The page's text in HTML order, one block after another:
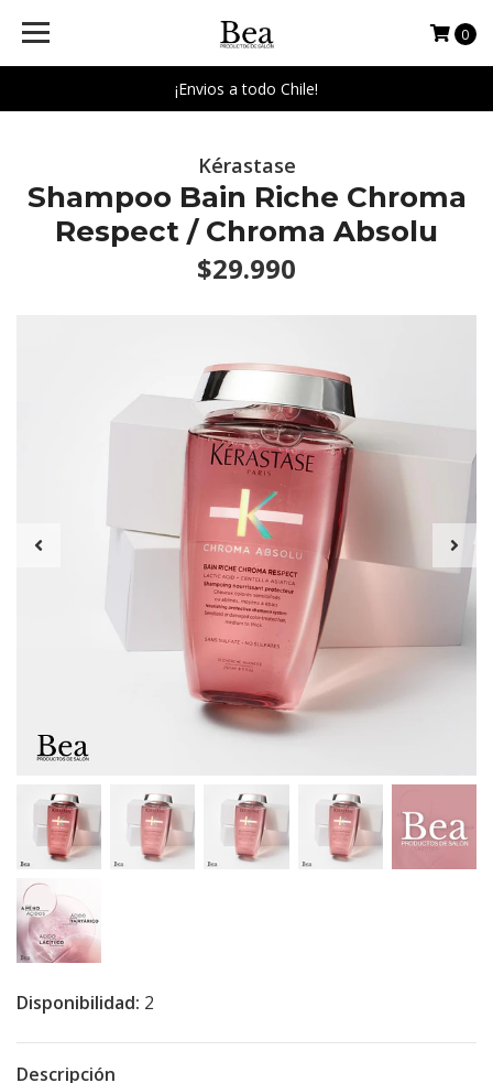
¡Envios a todo Chile!
0
Kérastase
Shampoo Bain Riche Chroma
Respect / Chroma Absolu
$29.990
Disponibilidad: 2
Descripción